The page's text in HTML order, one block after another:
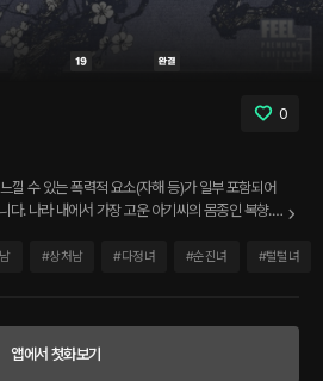
0
낄 수 있는 폭력적 요소(자해 등)가 일부 포함되어
인 복향.
천것 고아년이 가엾은 것을 무기로 맘 여린 아기씨
운 뺨을 쓰다듬었다. 자신이 이끌고 있는 순서임에
#상처남 #다정녀 #순진녀 #털털녀
앱에서 첫화보기